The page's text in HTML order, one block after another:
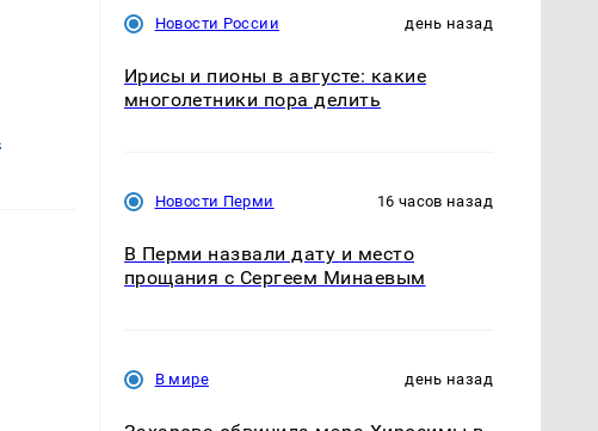
Новости России день назад
Ирисы и пионы в августе: какие
многолетники пора делить
Новости Перми 16 часов назад
В Перми назвали дату и место
прощания с Сергеем Минаевым
В мире день назад